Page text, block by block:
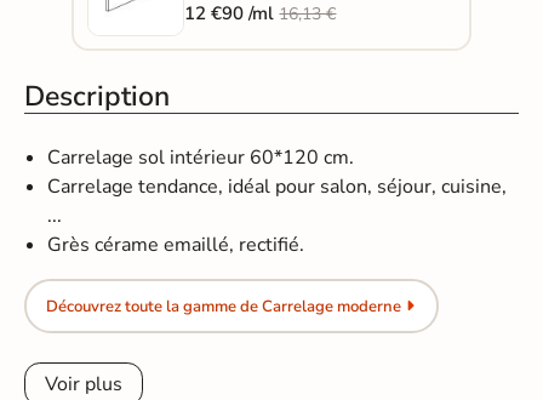
12 €90 /ml16,13 €
Description
Carrelage sol intérieur 60*120 cm.
Carrelage tendance, idéal pour salon, séjour, cuisine,
...
Grès cérame emaillé, rectifié.
Découvrez toute la gamme de Carrelage moderne
Voir plus